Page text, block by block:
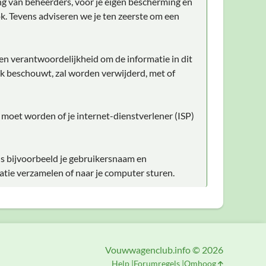
adviseren we je ten zeerste om een
verantwoordelijkheid om de informatie in dit
beschouwt, zal worden verwijderd, met of
worden of je internet-dienstverlener (ISP)
bijvoorbeeld je gebruikersnaam en
verzamelen of naar je computer sturen.
Vouwwagenclub.info © 2026
Help Forumregels Omhoog